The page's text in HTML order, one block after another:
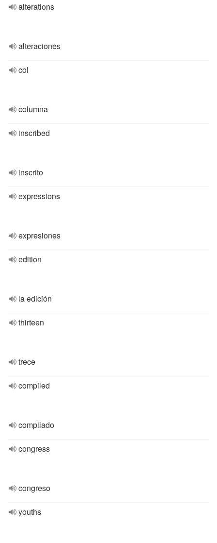
alterations
alteraciones
col
columna
inscribed
inscrito
expressions
expresiones
edition
la edición
thirteen
trece
compiled
compilado
congress
congreso
youths